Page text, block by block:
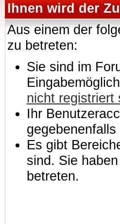
Ihnen wird der
Aus einem der
zu betreten:
Sie sind im
nicht registriert
Ihr
Es gibt
sind. Sie
betreten.